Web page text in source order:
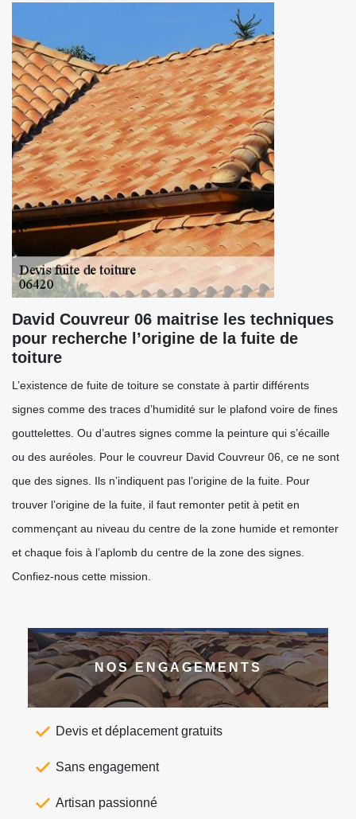
David Couvreur 06 maitrise les techniques
pour recherche l’origine de la fuite de
toiture
L’existence de fuite de toiture se constate à partir différents
signes comme des traces d’humidité sur le plafond voire de fines
gouttelettes. Ou d’autres signes comme la peinture qui s’écaille
ou des auréoles. Pour le couvreur David Couvreur 06, ce ne sont
que des signes. Ils n’indiquent pas l’origine de la fuite. Pour
trouver l’origine de la fuite, il faut remonter petit à petit en
commençant au niveau du centre de la zone humide et remonter
et chaque fois à l’aplomb du centre de la zone des signes.
Confiez-nous cette mission.
NOS ENGAGEMENTS
Devis et déplacement gratuits
Sans engagement
Artisan passionné